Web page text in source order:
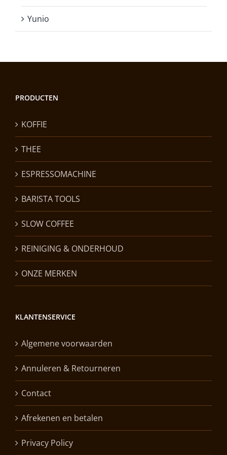
Yunio
PRODUCTEN
KOFFIE
THEE
ESPRESSOMACHINE
BARISTA TOOLS
SLOW COFFEE
REINIGING & ONDERHOUD
ONZE MERKEN
KLANTENSERVICE
Algemene voorwaarden
Annuleren & Retourneren
Contact
Afrekenen en betalen
Privacy Policy